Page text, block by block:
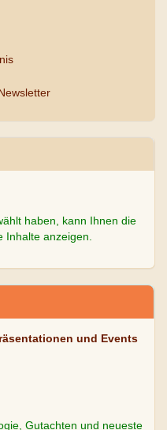
haben, kann Ihnen die
anzeigen.
und Events
Gutachten und neueste